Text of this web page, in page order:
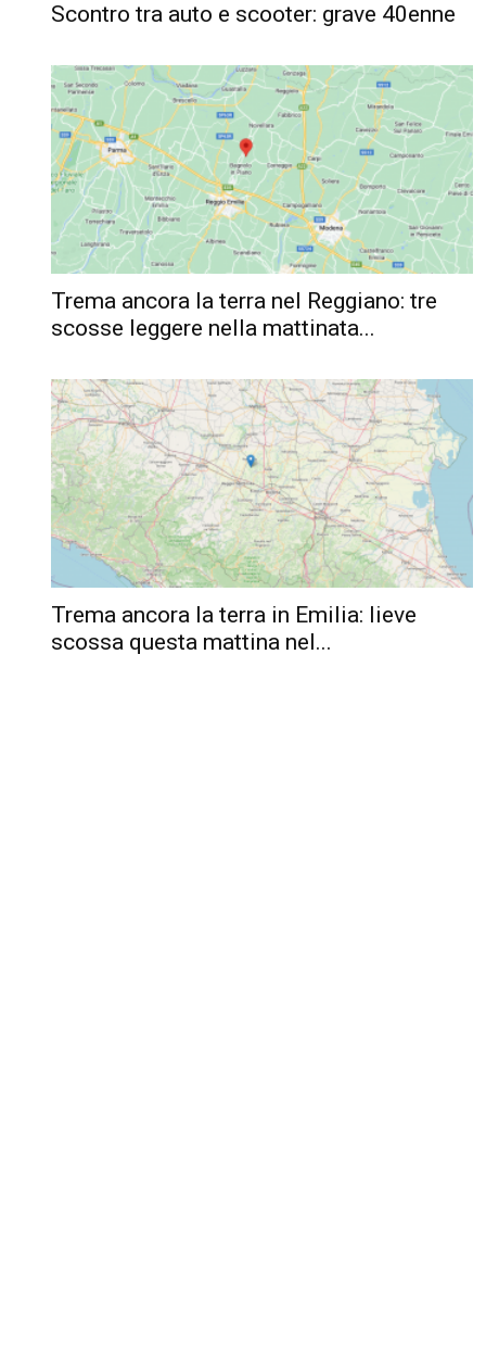
Scontro tra auto e scooter: grave 40enne
Trema ancora la terra nel Reggiano: tre
scosse leggere nella mattinata...
Trema ancora la terra in Emilia: lieve
scossa questa mattina nel...